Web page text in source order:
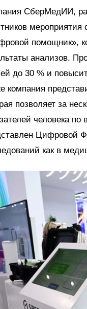
СберМедИИ,
помощник»,
анализов.
до 30 % и
компания
позволяет за
человека
Цифровой
как в